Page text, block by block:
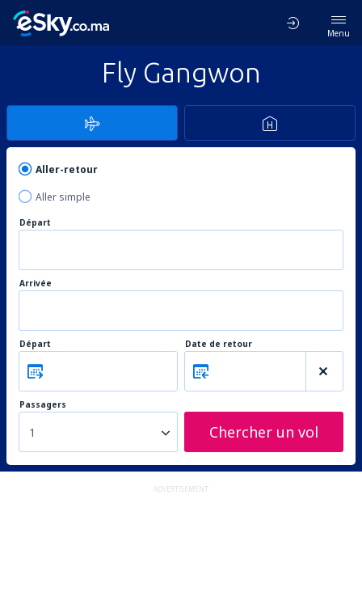
Menu
Fly Gangwon
Aller-retour
Aller simple
Départ
Arrivée
Départ Date de retour
Passagers
1 Chercher un vol
ADVERTISEMENT